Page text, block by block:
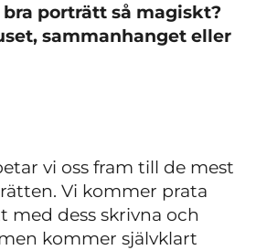
porträtt så magiskt?
sammanhanget eller
vi oss fram till de mest
Vi kommer prata
med dess skrivna och
kommer självklart